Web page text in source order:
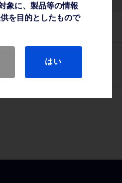
象に、製品等の情報
を目的としたもので
はい